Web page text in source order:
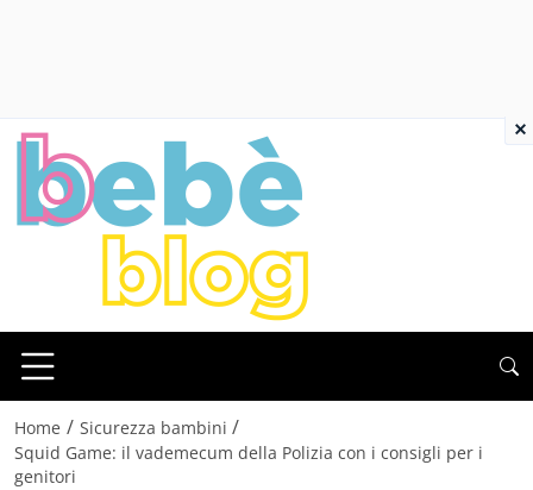
Home / Sicurezza bambini /
Squid Game: il vademecum della Polizia con i consigli per i
genitori
×